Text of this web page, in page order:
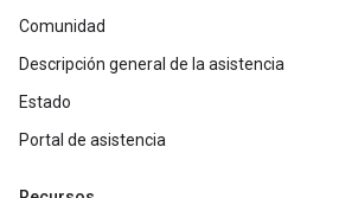
Comunidad
Descripción general de la asistencia
Estado
Portal de asistencia